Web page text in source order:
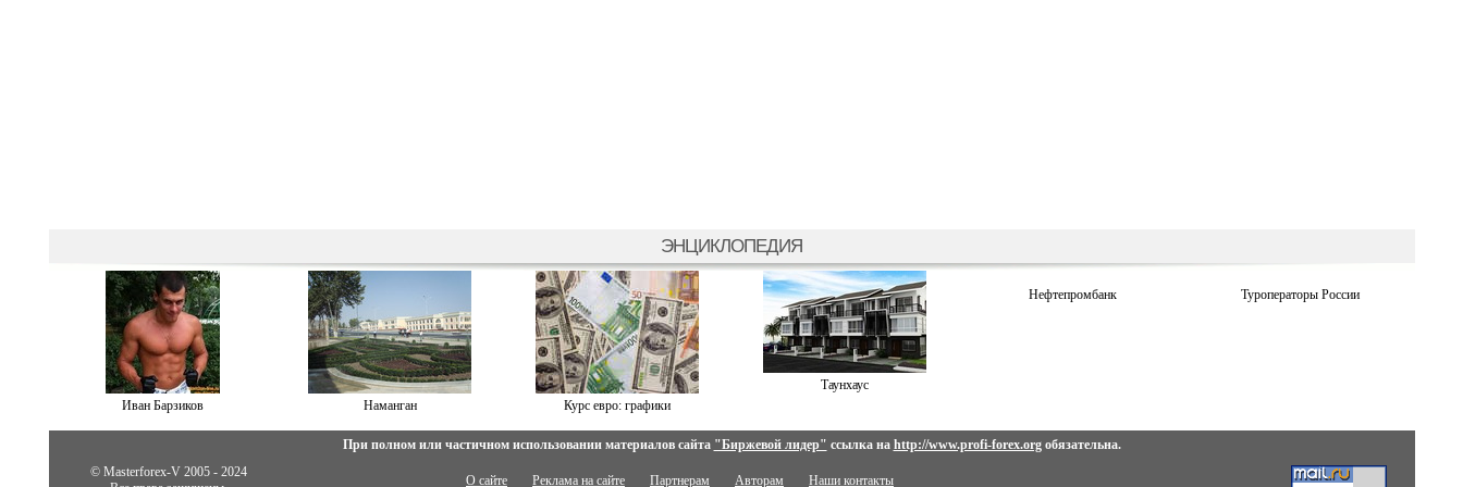
ЭНЦИКЛОПЕДИЯ
Иван Барзиков Наманган Курс евро: графики
Таунхаус
Нефтепромбанк Туроператоры России
При полном или частичном использовании материалов сайта "Биржевой лидер" ссылка на http://www.profi-forex.orgобязательна.
© Masterforex-V 2005 - 2024
О сайте Реклама на сайте Партнерам Авторам Наши контакты